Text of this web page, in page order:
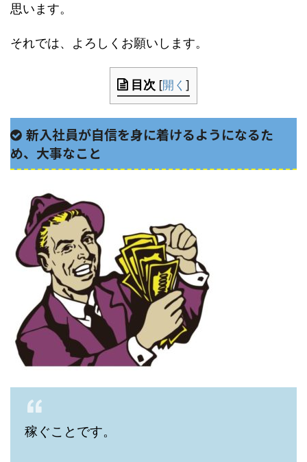
思います。
それでは、よろしくお願いします。
目次 [開く ]
新入社員が自信を身に着けるようになるた
め、大事なこと
稼ぐことです。